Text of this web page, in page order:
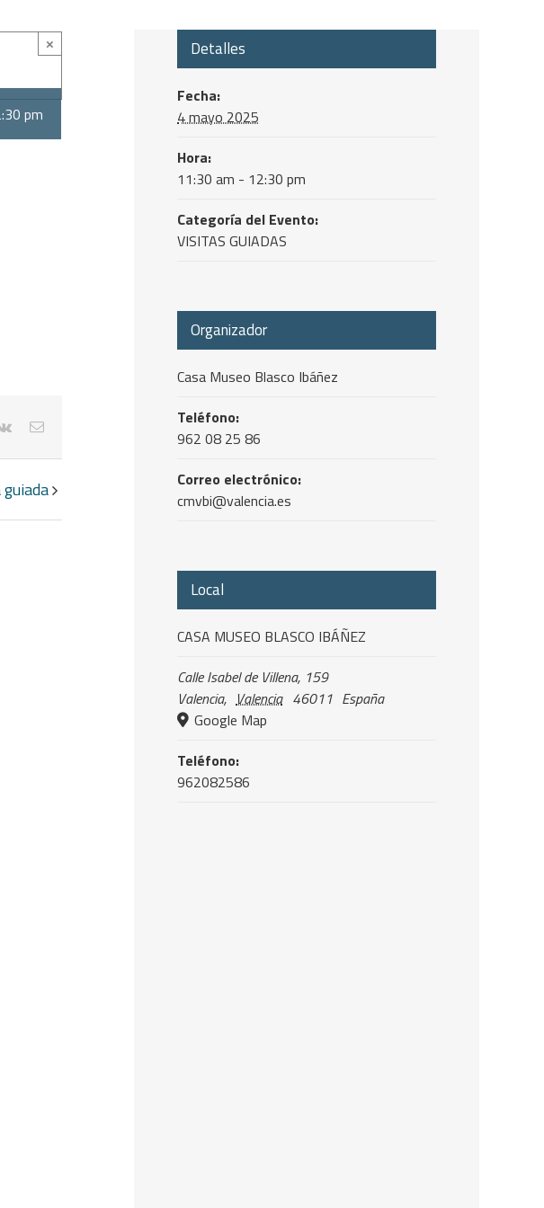
×
pm
vk
Correo
Detalles
Fecha:
4 mayo 2025
Hora:
11:30 am - 12:30 pm
Categoría del Evento:
VISITAS GUIADAS
Organizador
Casa Museo Blasco Ibáñez
Teléfono:
962 08 25 86
Correo electrónico:
cmvbi@valencia.es
Local
CASA MUSEO BLASCO IBÁÑEZ
Calle Isabel de Villena, 159
Valencia, Valencia 46011 España
Google Map
Teléfono:
962082586